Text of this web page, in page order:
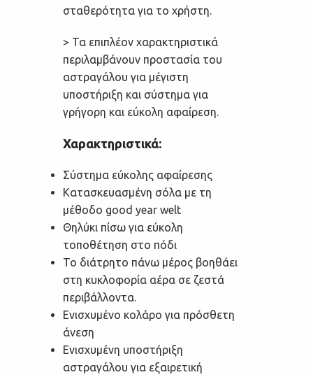
σταθερότητα για το χρήστη.
> Τα επιπλέον χαρακτηριστικά
περιλαμβάνουν προστασία του
αστραγάλου για μέγιστη
υποστήριξη και σύστημα για
γρήγορη και εύκολη αφαίρεση.
Χαρακτηριστικά:
Σύστημα εύκολης αφαίρεσης
Κατασκευασμένη σόλα με τη
μέθοδο good year welt
Θηλύκι πίσω για εύκολη
τοποθέτηση στο πόδι
Το διάτρητο πάνω μέρος βοηθάει
στη κυκλοφορία αέρα σε ζεστά
περιβάλλοντα.
Ενισχυμένο κολάρο για πρόσθετη
άνεση
Ενισχυμένη υποστήριξη
αστραγάλου για εξαιρετική